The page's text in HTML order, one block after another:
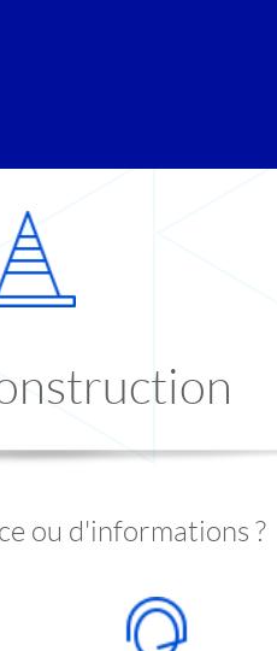
ou d'informations ?